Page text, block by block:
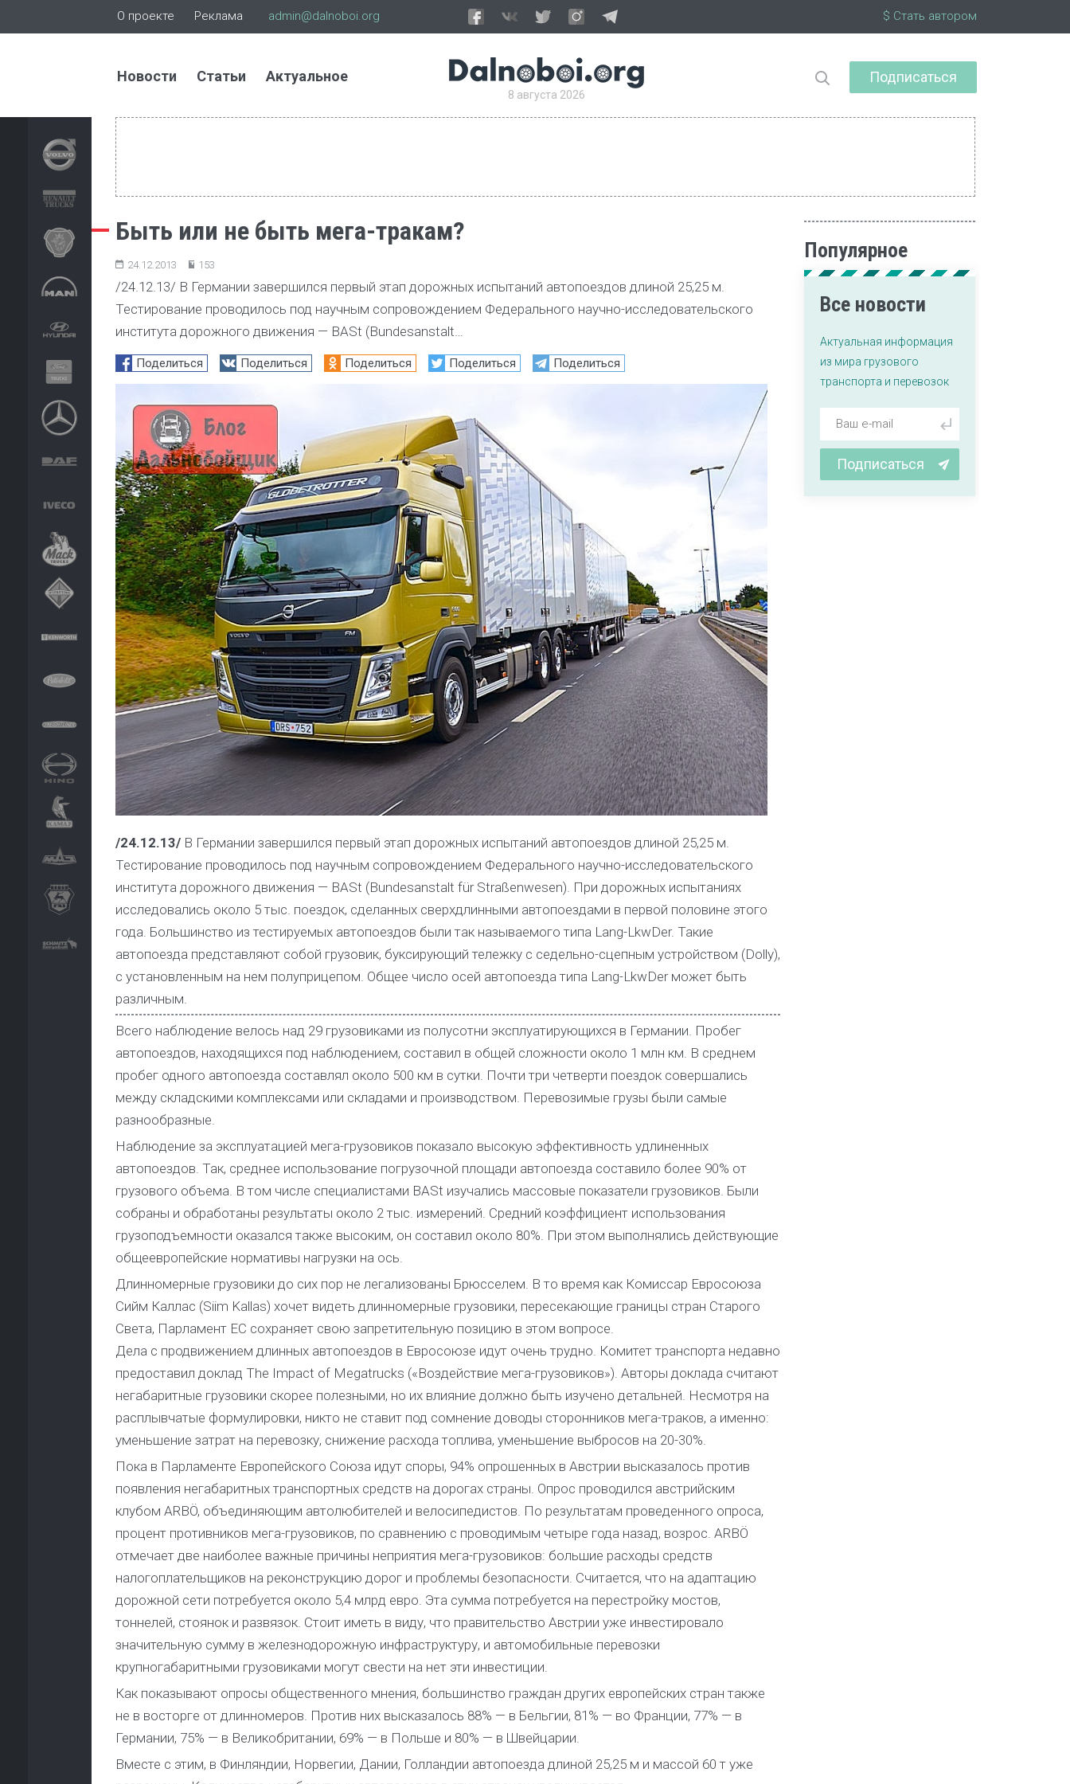
О проекте Реклама admin@dalnoboi.org $ Стать автором
Новости Статьи Актуальное
8 августа 2026
Подписаться
Быть или не быть мега-тракам?
24.12.2013 153
/24.12.13/ В Германии завершился первый этап дорожных испытаний автопоездов длиной 25,25 м.
Тестирование проводилось под научным сопровождением Федерального научно-исследовательского
института дорожного движения — BASt (Bundesanstalt…
Поделиться Поделиться Поделиться Поделиться Поделиться
/24.12.13/В Германии завершился первый этап дорожных испытаний автопоездов длиной 25,25 м.
Тестирование проводилось под научным сопровождением Федерального научно-исследовательского
института дорожного движения — BASt (Bundesanstalt für Straßenwesen). При дорожных испытаниях
исследовались около 5 тыс. поездок, сделанных сверхдлинными автопоездами в первой половине этого
года. Большинство из тестируемых автопоездов были так называемого типа Lang-LkwDer. Такие
автопоезда представляют собой грузовик, буксирующий тележку с седельно-сцепным устройством (Dolly),
с установленным на нем полуприцепом. Общее число осей автопоезда типа Lang-LkwDer может быть
различным.
Всего наблюдение велось над 29 грузовиками из полусотни эксплуатирующихся в Германии. Пробег
автопоездов, находящихся под наблюдением, составил в общей сложности около 1 млн км. В среднем
пробег одного автопоезда составлял около 500 км в сутки. Почти три четверти поездок совершались
между складскими комплексами или складами и производством. Перевозимые грузы были самые
разнообразные.
Наблюдение за эксплуатацией мега-грузовиков показало высокую эффективность удлиненных
автопоездов. Так, среднее использование погрузочной площади автопоезда составило более 90% от
грузового объема. В том числе специалистами BASt изучались массовые показатели грузовиков. Были
собраны и обработаны результаты около 2 тыс. измерений. Средний коэффициент использования
грузоподъемности оказался также высоким, он составил около 80%. При этом выполнялись действующие
общеевропейские нормативы нагрузки на ось.
Длинномерные грузовики до сих пор не легализованы Брюсселем. В то время как Комиссар Евросоюза
Сийм Каллас (Siim Kallas) хочет видеть длинномерные грузовики, пересекающие границы стран Старого
Света, Парламент ЕС сохраняет свою запретительную позицию в этом вопросе.
Дела с продвижением длинных автопоездов в Евросоюзе идут очень трудно. Комитет транспорта недавно
предоставил доклад The Impact of Megatrucks («Воздействие мега-грузовиков»). Авторы доклада считают
негабаритные грузовики скорее полезными, но их влияние должно быть изучено детальней. Несмотря на
расплывчатые формулировки, никто не ставит под сомнение доводы сторонников мега-траков, а именно:
уменьшение затрат на перевозку, снижение расхода топлива, уменьшение выбросов на 20-30%.
Пока в Парламенте Европейского Союза идут споры, 94% опрошенных в Австрии высказалось против
появления негабаритных транспортных средств на дорогах страны. Опрос проводился австрийским
клубом ARBÖ, объединяющим автолюбителей и велосипедистов. По результатам проведенного опроса,
процент противников мега-грузовиков, по сравнению с проводимым четыре года назад, возрос. ARBÖ
отмечает две наиболее важные причины неприятия мега-грузовиков: большие расходы средств
налогоплательщиков на реконструкцию дорог и проблемы безопасности. Считается, что на адаптацию
дорожной сети потребуется около 5,4 млрд евро. Эта сумма потребуется на перестройку мостов,
тоннелей, стоянок и развязок. Стоит иметь в виду, что правительство Австрии уже инвестировало
значительную сумму в железнодорожную инфраструктуру, и автомобильные перевозки
крупногабаритными грузовиками могут свести на нет эти инвестиции.
Как показывают опросы общественного мнения, большинство граждан других европейских стран также
не в восторге от длинномеров. Против них высказалось 88% — в Бельгии, 81% — во Франции, 77% — в
Германии, 75% — в Великобритании, 69% — в Польше и 80% — в Швейцарии.
Вместе с этим, в Финляндии, Норвегии, Дании, Голландии автопоезда длиной 25,25 м и массой 60 т уже
Популярное
Все новости
Актуальная информация
из мира грузового
транспорта и перевозок
Подписаться